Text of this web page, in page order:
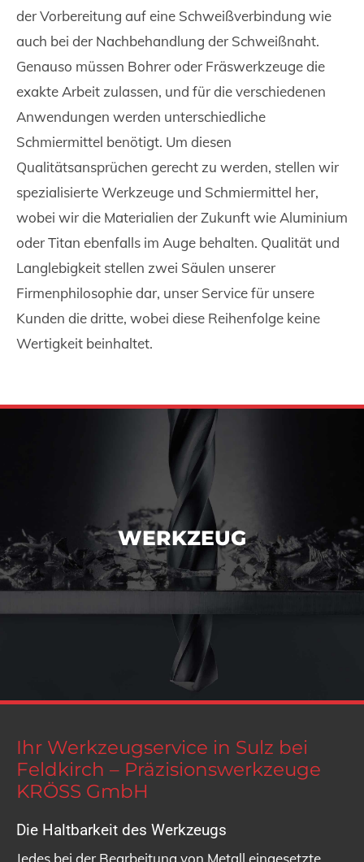
der Vorbereitung auf eine Schweißverbindung wie
auch bei der Nachbehandlung der Schweißnaht.
Genauso müssen Bohrer oder Fräswerkzeuge die
exakte Arbeit zulassen, und für die verschiedenen
Anwendungen werden unterschiedliche
Schmiermittel benötigt. Um diesen
Qualitätsansprüchen gerecht zu werden, stellen wir
spezialisierte Werkzeuge und Schmiermittel her,
wobei wir die Materialien der Zukunft wie Aluminium
oder Titan ebenfalls im Auge behalten. Qualität und
Langlebigkeit stellen zwei Säulen unserer
Firmenphilosophie dar, unser Service für unsere
Kunden die dritte, wobei diese Reihenfolge keine
Wertigkeit beinhaltet.
WERKZEUG
Ihr Werkzeugservice in Sulz bei
Feldkirch – Präzisionswerkzeuge
KRÖSS GmbH
Die Haltbarkeit des Werkzeugs
Jedes bei der Bearbeitung von Metall eingesetzte